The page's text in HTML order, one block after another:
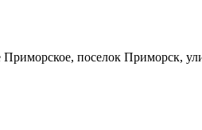
поселок Приморск,